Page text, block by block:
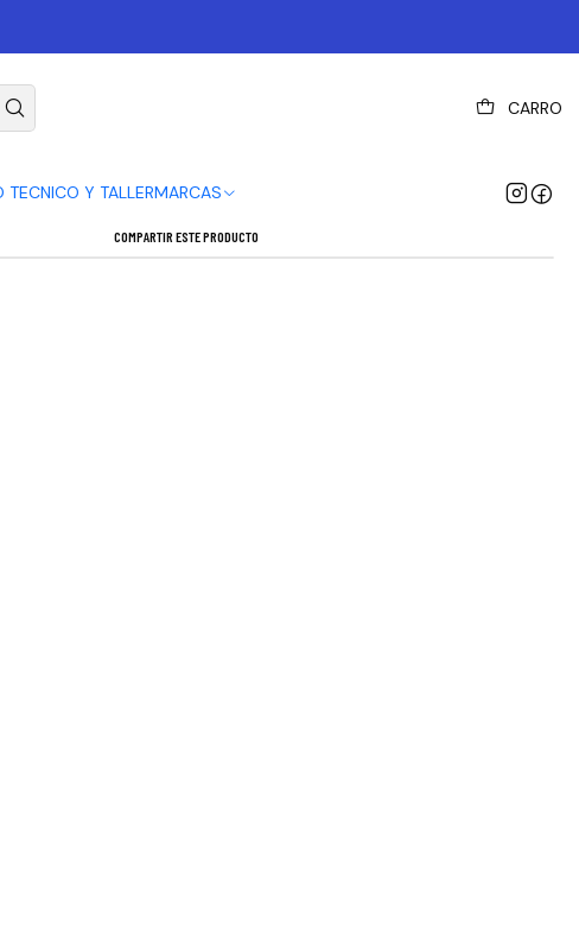
CARRO
TECNICO Y TALLERMARCAS
PASTILLAS PARA FRENOS AVID BB7
Mostrar stock de ubicaciones
COMPARTIR ESTE PRODUCTO